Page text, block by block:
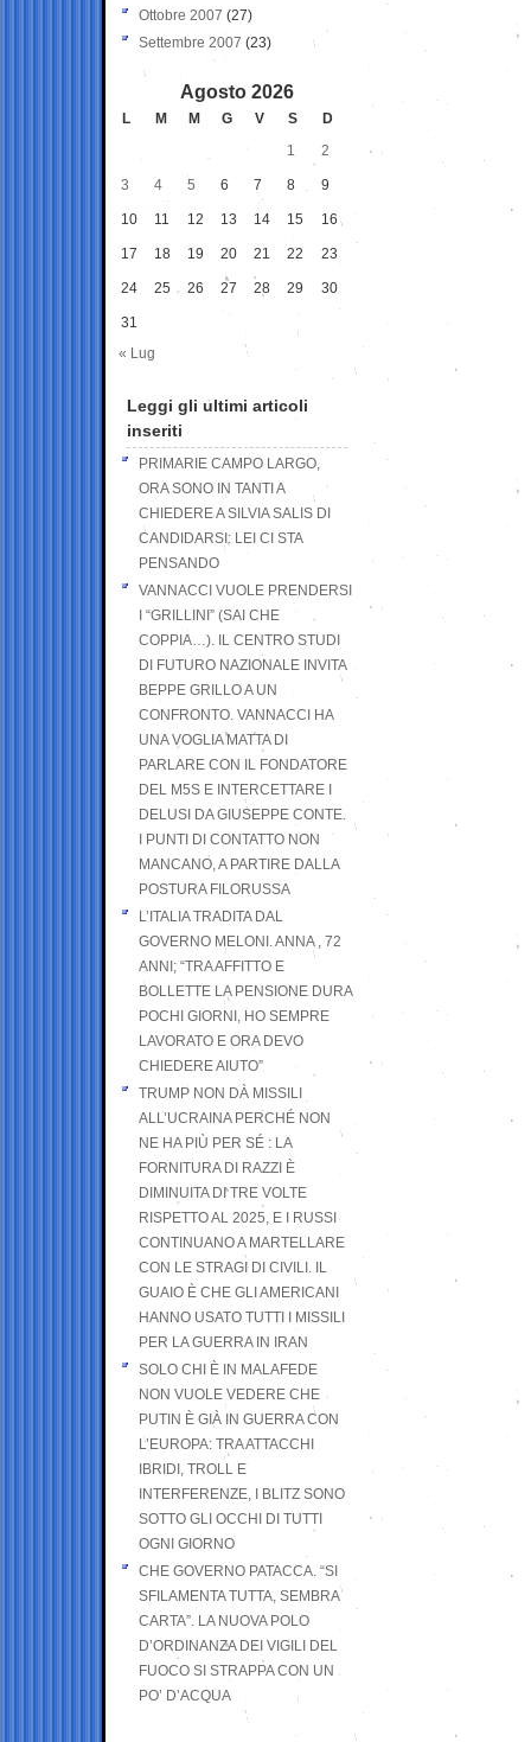
Ottobre 2007 (27)
Settembre 2007 (23)
Agosto 2026
L M M G V S
D
1
2
3 4 5 6 7 8 9
10 11 12 13 14 15 16
17 18 19 20 21 22 23
24 25 26 27 28 29 30
31
« Lug
Leggi gli ultimi articoli
inseriti
PRIMARIE CAMPO LARGO,
ORA SONO IN TANTI A
CHIEDERE A SILVIA SALIS DI
CANDIDARSI: LEI CI STA
PENSANDO
VANNACCI VUOLE PRENDERSI
I “GRILLINI” (SAI CHE
COPPIA…). IL CENTRO STUDI
DI FUTURO NAZIONALE INVITA
BEPPE GRILLO A UN
CONFRONTO. VANNACCI HA
UNA VOGLIA MATTA DI
PARLARE CON IL FONDATORE
DEL M5S E INTERCETTARE I
DELUSI DA GIUSEPPE CONTE.
I PUNTI DI CONTATTO NON
MANCANO, A PARTIRE DALLA
POSTURA FILORUSSA
L’ITALIA TRADITA DAL
GOVERNO MELONI. ANNA , 72
ANNI; “TRA AFFITTO E
BOLLETTE LA PENSIONE DURA
POCHI GIORNI, HO SEMPRE
LAVORATO E ORA DEVO
CHIEDERE AIUTO”
TRUMP NON DÀ MISSILI
ALL’UCRAINA PERCHÉ NON
NE HA PIÙ PER SÉ : LA
FORNITURA DI RAZZI È
DIMINUITA DI TRE VOLTE
RISPETTO AL 2025, E I RUSSI
CONTINUANO A MARTELLARE
CON LE STRAGI DI CIVILI. IL
GUAIO È CHE GLI AMERICANI
HANNO USATO TUTTI I MISSILI
PER LA GUERRA IN IRAN
SOLO CHI È IN MALAFEDE
NON VUOLE VEDERE CHE
PUTIN È GIÀ IN GUERRA CON
L’EUROPA: TRA ATTACCHI
IBRIDI, TROLL E
INTERFERENZE, I BLITZ SONO
SOTTO GLI OCCHI DI TUTTI
OGNI GIORNO
CHE GOVERNO PATACCA. “SI
SFILAMENTA TUTTA, SEMBRA
CARTA”. LA NUOVA POLO
D’ORDINANZA DEI VIGILI DEL
FUOCO SI STRAPPA CON UN
PO’ D’ACQUA